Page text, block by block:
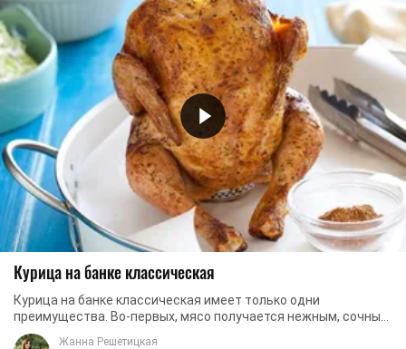
Курица на банке классическая
Курица на банке классическая имеет только одни
преимущества. Во-первых, мясо получается нежным, сочным
и ароматным изнутри. Во-вторых, сверху на ...
Жанна Решетицкая